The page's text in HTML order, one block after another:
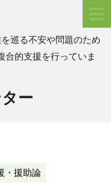
巡る不安や問題のため
合的支援を行っていま
ー
・援助論